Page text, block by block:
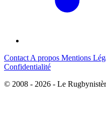
Contact A propos Mentions
Confidentialité
© 2008 - 2026 - Le